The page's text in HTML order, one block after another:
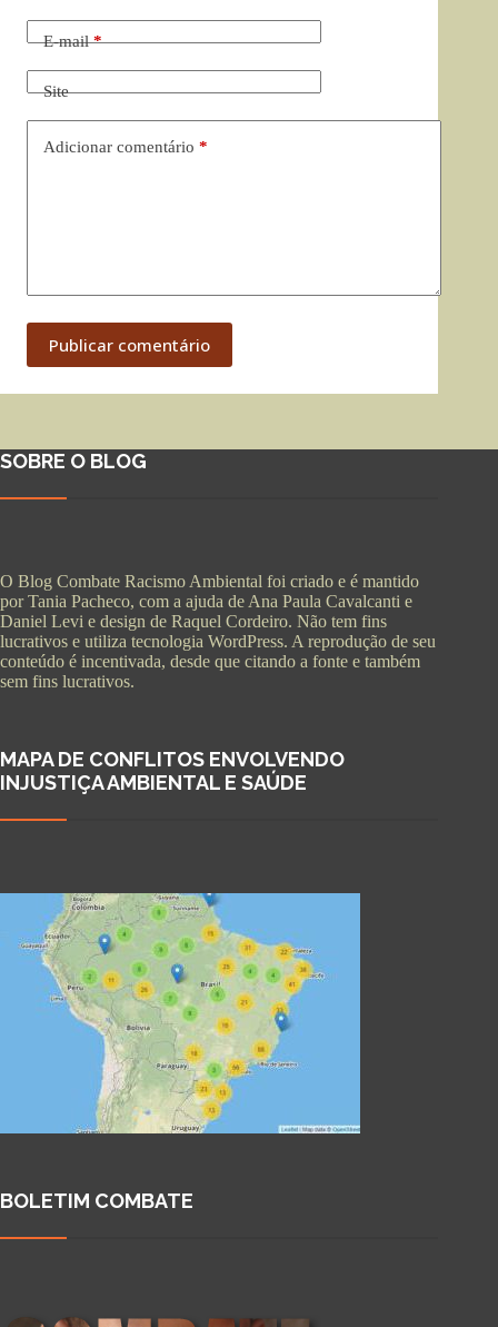
E-mail*
Site
Adicionar comentário *
Publicar comentário
SOBRE O BLOG
O Blog Combate Racismo Ambiental foi criado e é mantido
por Tania Pacheco, com a ajuda de Ana Paula Cavalcanti e
Daniel Levi e design de Raquel Cordeiro. Não tem fins
lucrativos e utiliza tecnologia WordPress. A reprodução de seu
conteúdo é incentivada, desde que citando a fonte e também
sem fins lucrativos.
MAPA DE CONFLITOS ENVOLVENDO
INJUSTIÇA AMBIENTAL E SAÚDE
BOLETIM COMBATE